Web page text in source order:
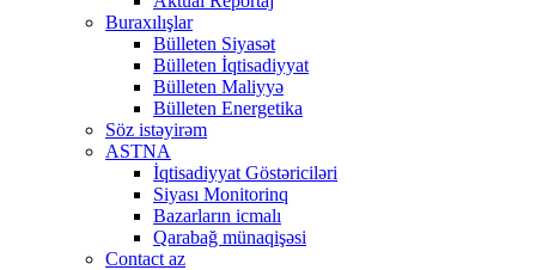
Buraxılışlar
Bülleten Siyasət
Bülleten İqtisadiyyat
Bülleten Maliyyə
Bülleten Energetika
Söz istəyirəm
ASTNA
İqtisadiyyat Göstəriciləri
Siyası Monitorinq
Bazarların icmalı
Qarabağ münaqişəsi
Contact az